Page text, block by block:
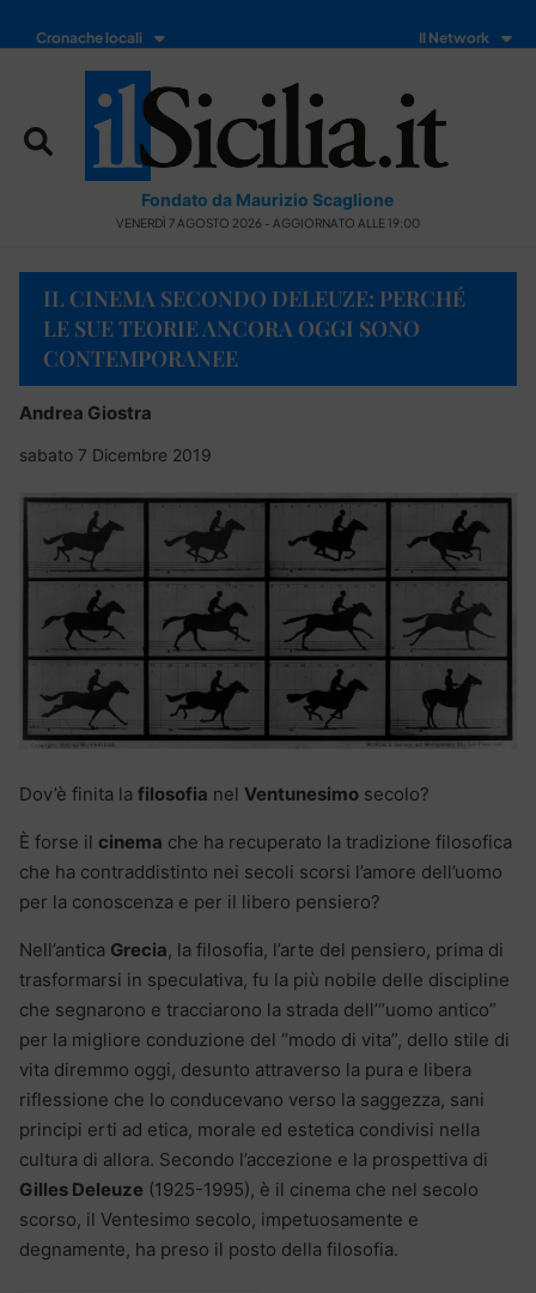
Cronache locali Il Network
Fondato da Maurizio Scaglione
VENERDÌ 7 AGOSTO 2026 - AGGIORNATO ALLE 19:00
IL CINEMA SECONDO DELEUZE: PERCHÉ
LE SUE TEORIE ANCORA OGGI SONO
CONTEMPORANEE
Andrea Giostra
sabato 7 Dicembre 2019
Dov’è finita la filosofia nel Ventunesimo secolo?
È forse il cinema che ha recuperato la tradizione filosofica
che ha contraddistinto nei secoli scorsi l’amore dell’uomo
per la conoscenza e per il libero pensiero?
Nell’antica Grecia, la filosofia, l’arte del pensiero, prima di
trasformarsi in speculativa, fu la più nobile delle discipline
che segnarono e tracciarono la strada dell’“uomo antico”
per la migliore conduzione del “modo di vita”, dello stile di
vita diremmo oggi, desunto attraverso la pura e libera
riflessione che lo conducevano verso la saggezza, sani
principi erti ad etica, morale ed estetica condivisi nella
cultura di allora. Secondo l’accezione e la prospettiva di
Gilles Deleuze (1925-1995), è il cinema che nel secolo
scorso, il Ventesimo secolo, impetuosamente e
degnamente, ha preso il posto della filosofia.